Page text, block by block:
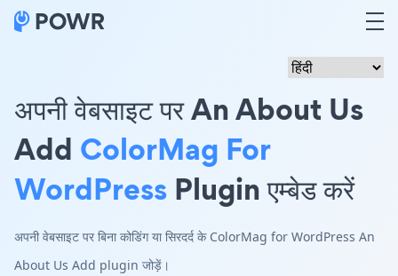
अपनी वेबसाइट पर An About Us
Add ColorMag For
WordPress Plugin एम्बेड करें
अपनी वेबसाइट पर बिना कोडिंग या सिरदर्द के ColorMag for WordPress An
About Us Add plugin जोड़ें।